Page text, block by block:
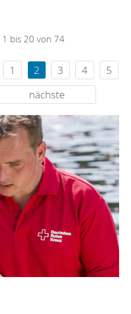
bis 20 von 74
1 2 3 4
5
nächste